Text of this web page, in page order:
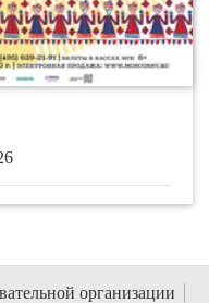
организации